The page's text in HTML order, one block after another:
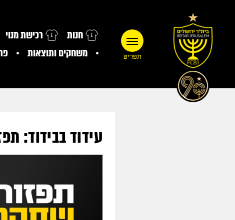
תפריט
חנות רכישת מנוי
משחקים ותוצאות
עידוד בבידוד: